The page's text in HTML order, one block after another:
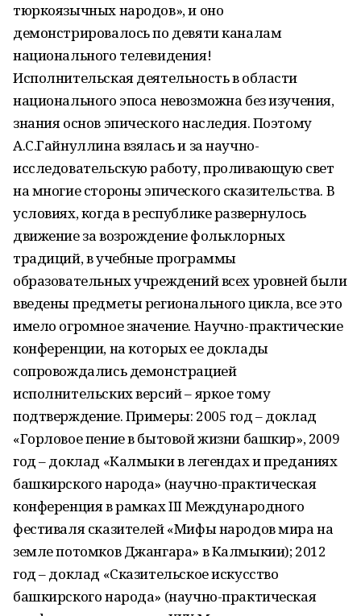
тюркоязычных народов», и оно
демонстрировалось по девяти каналам
национального телевидения!
Исполнительская деятельность в области
национального эпоса невозможна без изучения,
знания основ эпического наследия. Поэтому
А.С.Гайнуллина взялась и за научно-
исследовательскую работу, проливающую свет
на многие стороны эпического сказительства. В
условиях, когда в республике развернулось
движение за возрождение фольклорных
традиций, в учебные программы
образовательных учреждений всех уровней были
введены предметы регионального цикла, все это
имело огромное значение. Научно-практические
конференции, на которых ее доклады
сопровождались демонстрацией
исполнительских версий – яркое тому
подтверждение. Примеры: 2005 год – доклад
«Горловое пение в бытовой жизни башкир», 2009
год – доклад «Калмыки в легендах и преданиях
башкирского народа» (научно-практическая
конференция в рамках III Международного
фестиваля сказителей «Мифы народов мира на
земле потомков Джангара» в Калмыкии); 2012
год – доклад «Сказительское искусство
башкирского народа» (научно-практическая